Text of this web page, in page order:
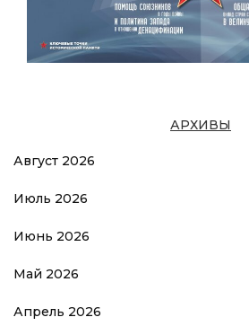
АРХИВЫ
Август 2026
Июль 2026
Июнь 2026
Май 2026
Апрель 2026